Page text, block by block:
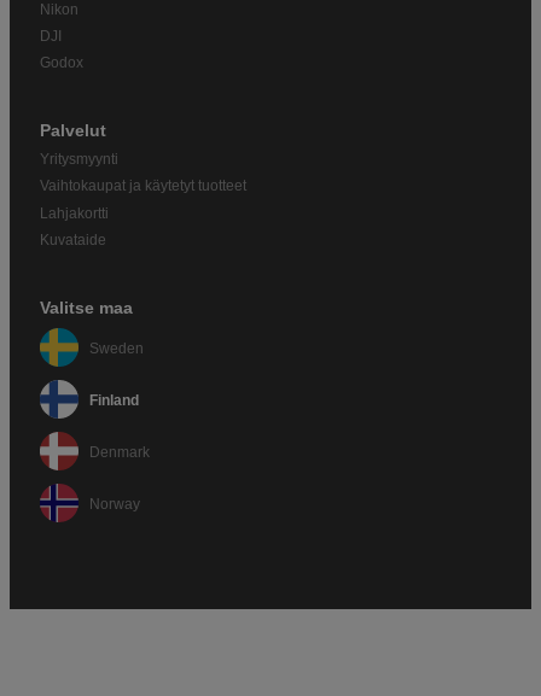
Nikon
DJI
Godox
Palvelut
Yritysmyynti
Vaihtokaupat ja käytetyt tuotteet
Lahjakortti
Kuvataide
Valitse maa
Sweden
Finland
Denmark
Norway